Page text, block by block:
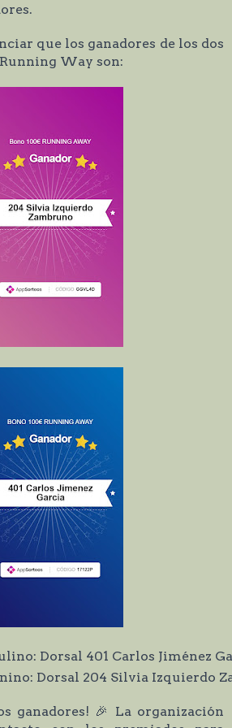
que los ganadores de los dos
Way son:
Dorsal 401 Carlos Jiménez
Dorsal 204 Silvia Izquierdo
ganadores! 🎉 La organización